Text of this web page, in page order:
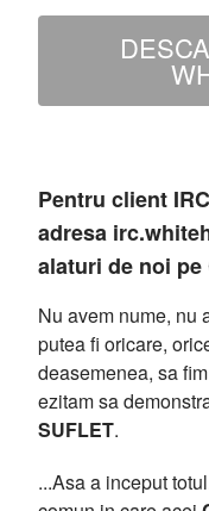
Pentru client
adresa
alaturi de noi pe
Nu avem nume, nu
putea fi oricare,
deasemenea, sa fim
ezitam sa
SUFLET.
...Asa a inceput